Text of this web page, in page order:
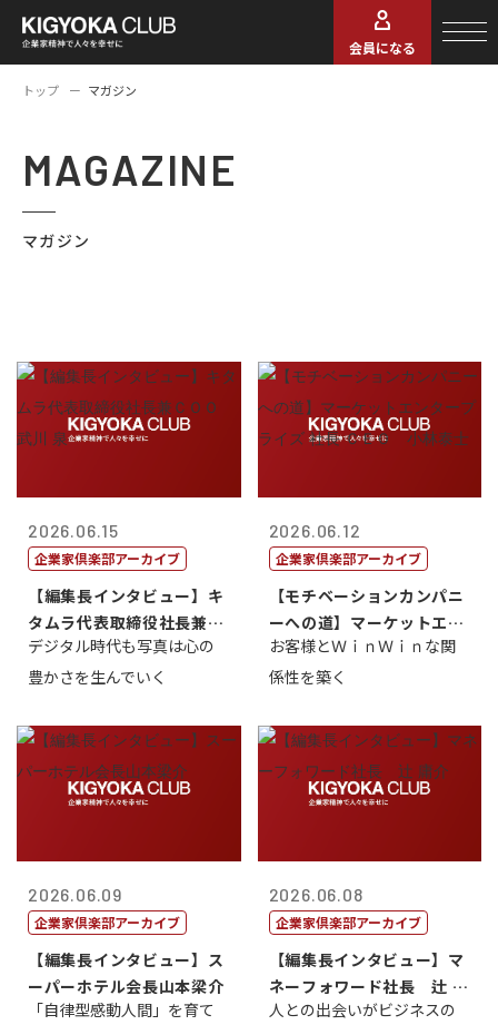
会員になる
トップ マガジン
MAGAZINE
マガジン
2026.06.15
企業家倶楽部アーカイブ
【編集長インタビュー】キ
タムラ代表取締役社長兼Ｃ
ＯＯ 武川 ...
デジタル時代も写真は心の
豊かさを生んでいく
2026.06.12
企業家倶楽部アーカイブ
【モチベーションカンパニ
ーへの道】マーケットエン
タープライズ...
お客様とＷｉｎＷｉｎな関
係性を築く
2026.06.09
企業家倶楽部アーカイブ
【編集長インタビュー】ス
ーパーホテル会長山本梁介
「自律型感動人間」を育て
2026.06.08
企業家倶楽部アーカイブ
【編集長インタビュー】マ
ネーフォワード社長 辻 庸
介
人との出会いがビジネスの